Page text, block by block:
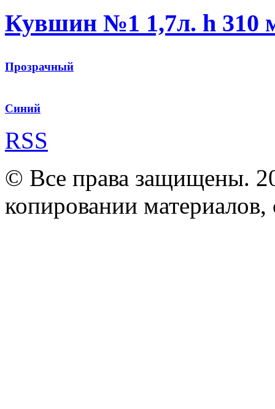
Кувшин №1 1,7л. h 310
Прозрачный
Синий
RSS
© Все права защищены.
копировании материалов,